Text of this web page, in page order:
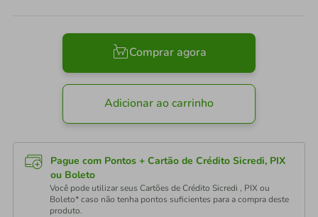
Comprar agora
Adicionar ao carrinho
Pague com Pontos + Cartão de Crédito Sicredi, PIX
ou Boleto
Você pode utilizar seus Cartões de Crédito Sicredi , PIX ou
Boleto* caso não tenha pontos suficientes para a compra deste
produto.